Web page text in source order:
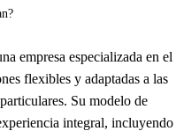
empresa especializada en el
flexibles y adaptadas a las
Su modelo de
integral, incluyendo